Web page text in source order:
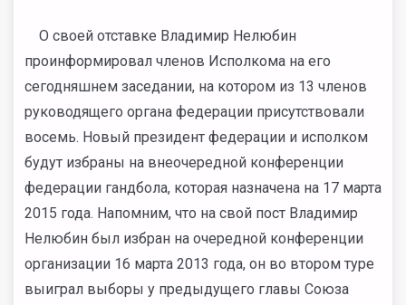
О своей отставке Владимир Нелюбин
проинформировал членов Исполкома на его
сегодняшнем заседании, на котором из 13 членов
руководящего органа федерации присутствовали
восемь. Новый президент федерации и исполком
будут избраны на внеочередной конференции
федерации гандбола, которая назначена на 17 марта
2015 года. Напомним, что на свой пост Владимир
Нелюбин был избран на очередной конференции
организации 16 марта 2013 года, он во втором туре
выиграл выборы у предыдущего главы Союза